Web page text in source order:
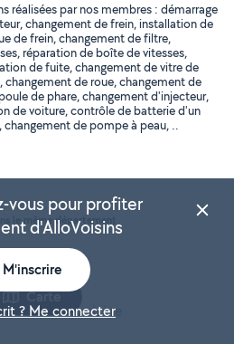
réalisées par nos membres : démarrage
changement de frein, installation de
de frein, changement de filtre,
réparation de boîte de vitesses,
de fuite, changement de vitre de
de roue, changement de
de phare, changement d'injecteur,
de voiture, contrôle de batterie d'un
changement de pompe à peau, ..
le même département
à Valence
Romans-sur-Isère
Carte
vous pour profiter
d'AlloVoisins
M'inscrire
? Me connecter